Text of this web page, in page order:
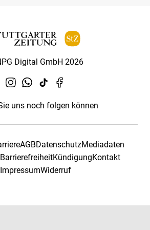
Digital GmbH 2026
uns noch folgen können
AGBDatenschutzMediadaten
KündigungKontakt
ImpressumWiderruf